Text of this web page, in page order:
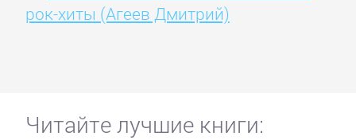
рок-хиты (Агеев Дмитрий)
Читайте лучшие книги: